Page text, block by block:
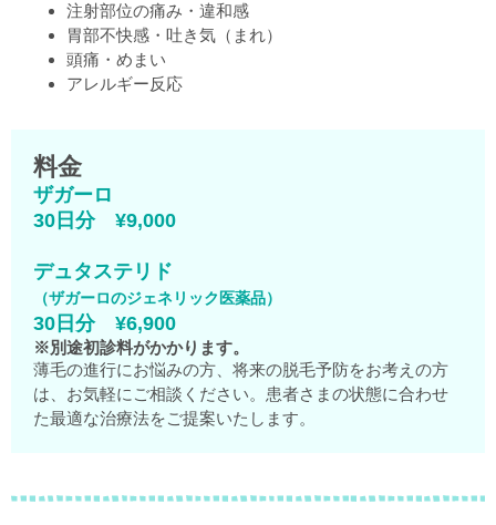
注射部位の痛み・違和感
胃部不快感・吐き気（まれ）
頭痛・めまい
アレルギー反応
料金
ザガーロ
30日分 ¥9,000
デュタステリド
（ザガーロのジェネリック医薬品）
30日分 ¥6,900
※別途初診料がかかります。
薄毛の進行にお悩みの方、将来の脱毛予防をお考えの方
は、お気軽にご相談ください。患者さまの状態に合わせ
た最適な治療法をご提案いたします。